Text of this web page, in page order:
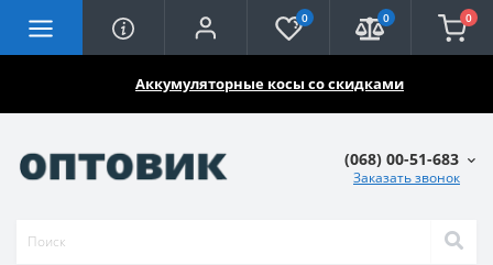
Аккумуляторные косы со скидками
0 0 0
(068) 00-51-683
Заказать звонок